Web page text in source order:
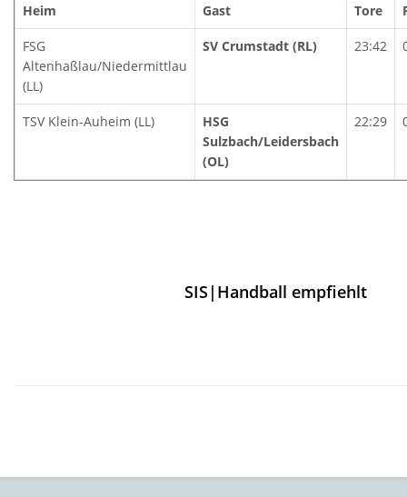
Heim Gast Tore
FSG
Altenhaßlau/Niedermittlau
(LL)
SV Crumstadt (RL) 23:42
TSV Klein-Auheim (LL)
HSG
Sulzbach/Leidersbach
(OL)
22:29
SIS|Handball empfiehlt